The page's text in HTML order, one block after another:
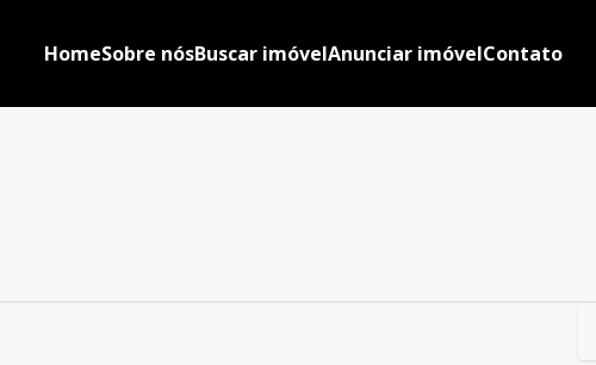
HomeSobre nósBuscar imóvelAnunciar imóvelContato